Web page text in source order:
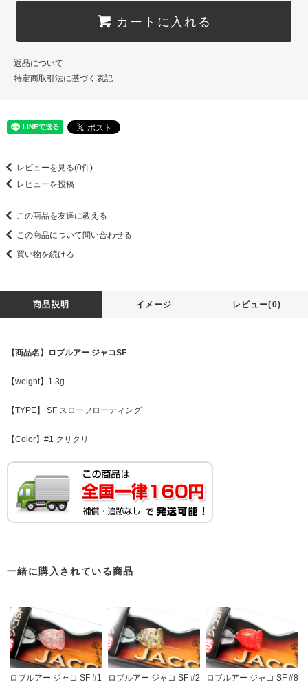
カートに入れる
返品について
特定商取引法に基づく表記
レビューを見る(0件)
レビューを投稿
この商品を友達に教える
この商品について問い合わせる
買い物を続ける
商品説明 イメージ レビュー(0)
【商品名】ロブルアー ジャコSF
【weight】1.3g
【TYPE】 SF スローフローティング
【Color】#1 クリクリ
一緒に購入されている商品
ロブルアー ジャコ SF #1
ロブルアー ジャコ SF #2
ロブルアー ジャコ SF #8